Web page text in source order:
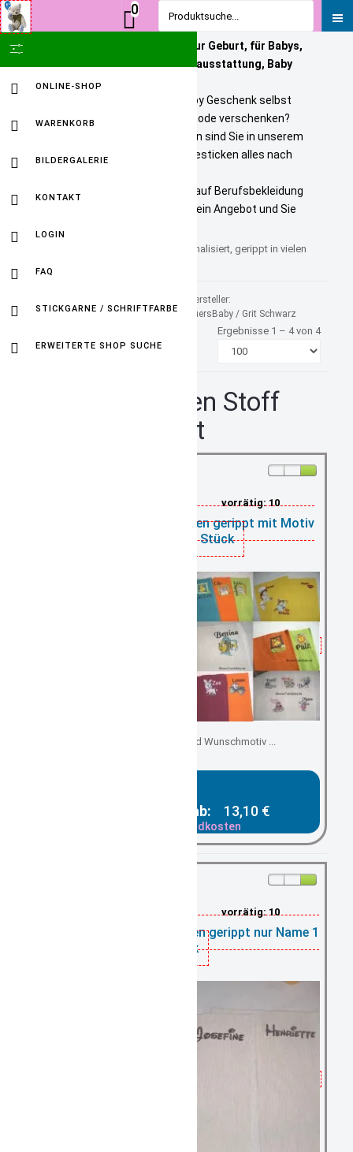
Personalisierte Geschenke zur Geburt, für Babys,
Kinder und Erwachsene. Babyausstattung, Baby
Onlineshop
Sie wollen ein bezahlbares Baby Geschenk selbst
personalisieren? Tolle Kindermode verschenken?
Unikate selbst gestalten? Dann sind Sie in unserem
Baby Online Shop richtig. Wir besticken alles nach
Selbst gestickte Firmenlogos auf Berufsbekleidung
sind kein Problem. Fordern Sie ein Angebot und Sie
0
ONLINE-SHOP
WARENKORB
BILDERGALERIE
KONTAKT
LOGIN
FAQ
STICKGARNE / SCHRIFTFARBE
ERWEITERTE SHOP SUCHE
Platzdeckchen mit Namen personalisiert, gerippt in vielen
Produkt Kategorie +/-
Hersteller:
FuersBaby / Grit Schwarz
Ergebnisse 1 – 4 von 4
Platzdeckchen Stoff
personalisiert
vorrätig: 10
Tischset Platzdeckchen gerippt mit Motiv
und Name 1 Stück
mit Wunschnamen und Wunschmotiv ...
Gesamtpreis ab: 13,10 €
zzgl. Versandkosten
vorrätig: 10
Tischset Platzdeckchen gerippt nur Name 1
Stück